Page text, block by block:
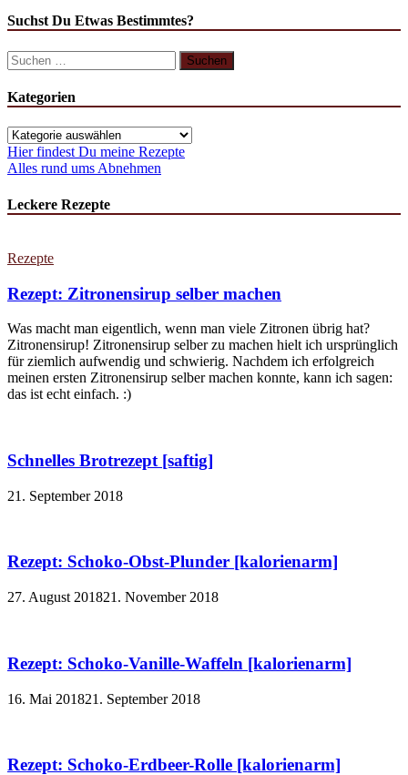
Suchst Du Etwas Bestimmtes?
Suchen
nach:
Kategorien
Kategorien
Hier findest Du meine Rezepte
Alles rund ums Abnehmen
Leckere Rezepte
Rezepte
Rezept: Zitronensirup selber machen
Was macht man eigentlich, wenn man viele Zitronen übrig hat?
Zitronensirup! Zitronensirup selber zu machen hielt ich ursprünglich
für ziemlich aufwendig und schwierig. Nachdem ich erfolgreich
meinen ersten Zitronensirup selber machen konnte, kann ich sagen:
das ist echt einfach. :)
Schnelles Brotrezept [saftig]
21. September 2018
Rezept: Schoko-Obst-Plunder [kalorienarm]
27. August 201821. November 2018
Rezept: Schoko-Vanille-Waffeln [kalorienarm]
16. Mai 201821. September 2018
Rezept: Schoko-Erdbeer-Rolle [kalorienarm]